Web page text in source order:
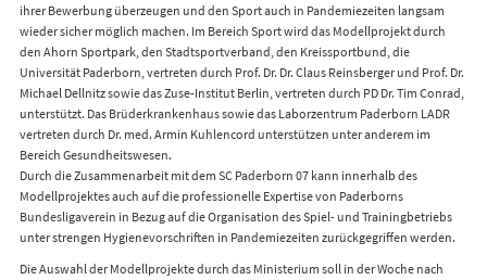
ihrer Bewerbung überzeugen und den Sport auch in Pandemiezeiten langsam
wieder sicher möglich machen. Im Bereich Sport wird das Modellprojekt durch
den Ahorn Sportpark, den Stadtsportverband, den Kreissportbund, die
Universität Paderborn, vertreten durch Prof. Dr. Dr. Claus Reinsberger und Prof. Dr.
Michael Dellnitz sowie das Zuse-Institut Berlin, vertreten durch PD Dr. Tim Conrad,
unterstützt. Das Brüderkrankenhaus sowie das Laborzentrum Paderborn LADR
vertreten durch Dr. med. Armin Kuhlencord unterstützen unter anderem im
Bereich Gesundheitswesen.
Durch die Zusammenarbeit mit dem SC Paderborn 07 kann innerhalb des
Modellprojektes auch auf die professionelle Expertise von Paderborns
Bundesligaverein in Bezug auf die Organisation des Spiel- und Trainingbetriebs
unter strengen Hygienevorschriften in Pandemiezeiten zurückgegriffen werden.
Die Auswahl der Modellprojekte durch das Ministerium soll in der Woche nach